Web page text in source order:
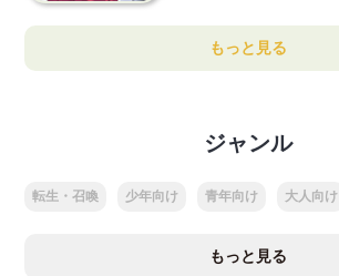
もっと見る
ジャンル
転生・召喚 少年向け 青年向け 大人向け
もっと見る